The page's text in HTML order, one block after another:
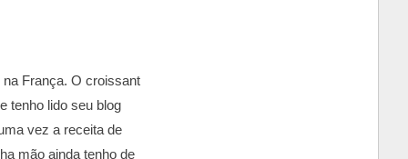
França. O croissant
tenho lido seu blog
vez a receita de
mão ainda tenho de